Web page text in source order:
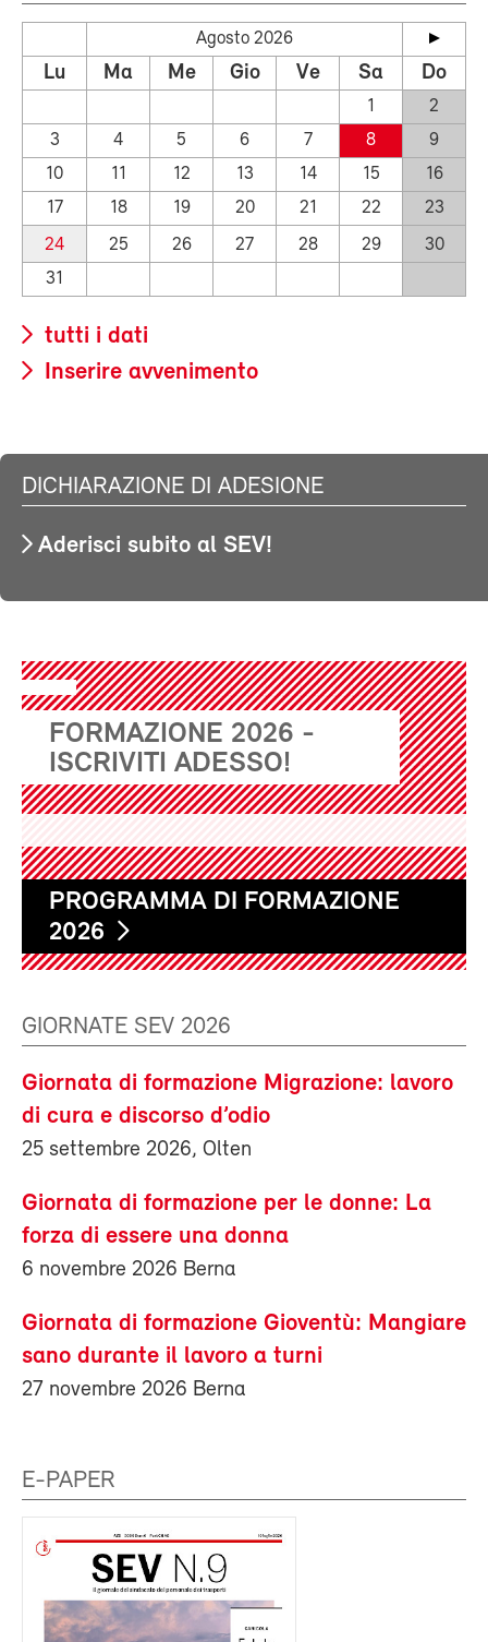
Agosto 2026
Lu Ma Me Gio Ve Sa Do
1
2
3
4 5 6 7 8
9
10
11 12 13 14 15
16
17
18 19 20 21 22
23
24
25 26 27 28 29
30
31
tutti i dati
Inserire avvenimento
DICHIARAZIONE DI ADESIONE
Aderisci subito al SEV!
FORMAZIONE 2026 -
ISCRIVITI ADESSO!
PROGRAMMA DI FORMAZIONE
2026
GIORNATE SEV 2026
Giornata di formazione Migrazione: lavoro
di cura e discorso d’odio
25 settembre 2026, Olten
Giornata di formazione per le donne: La
forza di essere una donna
6 novembre 2026 Berna
Giornata di formazione Gioventù: Mangiare
sano durante il lavoro a turni
27 novembre 2026 Berna
E-PAPER